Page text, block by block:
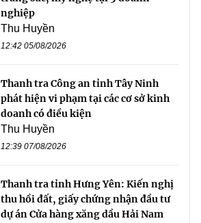
nghiệp
Thu Huyền
12:42 05/08/2026
Thanh tra Công an tỉnh Tây Ninh
phát hiện vi phạm tại các cơ sở kinh
doanh có điều kiện
Thu Huyền
12:39 07/08/2026
Thanh tra tỉnh Hưng Yên: Kiến nghị
thu hồi đất, giấy chứng nhận đầu tư
dự án Cửa hàng xăng dầu Hải Nam